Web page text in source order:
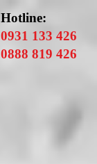
Hotline:
0931 133 426
0888 819 426